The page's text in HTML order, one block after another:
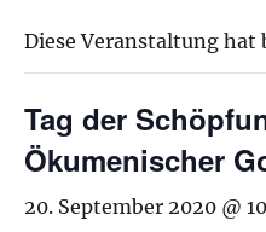
Diese Veranstaltung
Tag der
Ökumenischer
20. September 2020 @